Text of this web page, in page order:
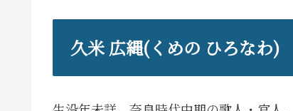
久米 広縄(くめの ひろなわ)